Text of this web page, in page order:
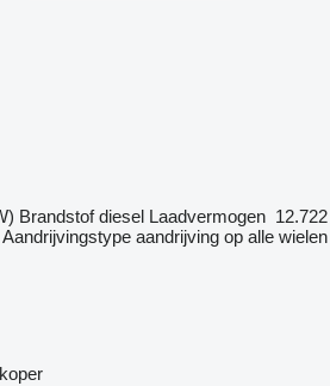
Brandstof diesel Laadvermogen 12.722
Aandrijvingstype aandrijving op alle wielen